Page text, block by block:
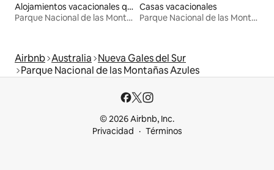
Alojamientos vacacionales que admiten mascotas
Parque Nacional de las Montañas Azules
Casas vacacionales
Parque Nacional de las Montañas Azules
Airbnb Australia Nueva Gales del Sur
Parque Nacional de las Montañas Azules
© 2026 Airbnb, Inc.
Privacidad
Términos